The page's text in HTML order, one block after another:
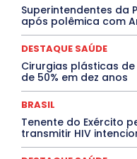
DESTAQUES OUTROS
ELEIÇÕES
Especial
EVENTOS
MEIO AMBIENTE
MÚSICA
O
Paraíba
Paraná
Superintendentes da
após polêmica com
DESTAQUE SAÚDE
Cirurgias plásticas de
de 50% em dez anos
BRASIL
Tenente do Exército
transmitir HIV